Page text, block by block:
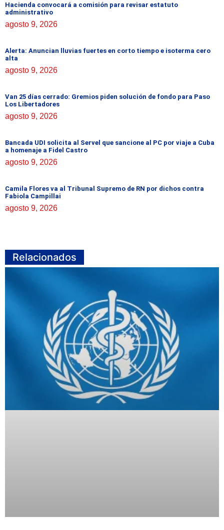
Hacienda convocará a comisión para revisar estatuto
administrativo
agosto 9, 2026
Alerta: Anuncian lluvias fuertes en corto tiempo e isoterma cero
alta
agosto 9, 2026
Van 25 días cerrado: Gremios piden solución de fondo para Paso
Los Libertadores
agosto 9, 2026
Bancada UDI solicita al Servel que sancione al PC por viaje a Cuba
a homenaje a Fidel Castro
agosto 9, 2026
Camila Flores va al Tribunal Supremo de RN por dichos contra
Fabiola Campillai
agosto 9, 2026
Relacionados